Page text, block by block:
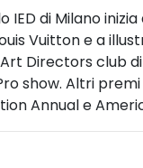
IED di Milano
Vuitton e a
Directors club
show. Altri
Annual e